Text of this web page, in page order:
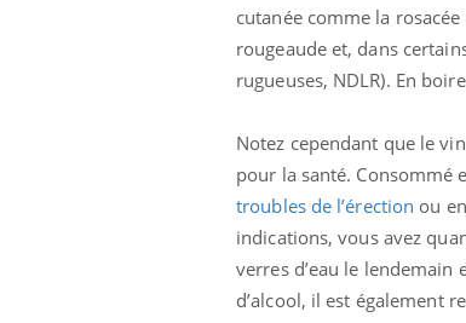
cutanée comme la
rougeaude et, dans
rugueuses, NDLR). En
Notez cependant que le
pour la santé. Consommé
troubles de l’érection ou
indications, vous avez
verres d’eau le
d’alcool, il est également